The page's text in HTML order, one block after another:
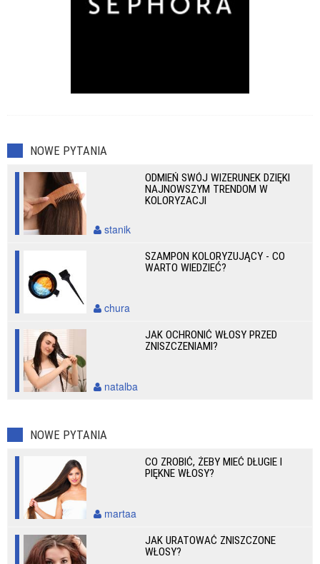
NOWE PYTANIA
ODMIEŃ SWÓJ WIZERUNEK DZIĘKI
NAJNOWSZYM TRENDOM W
KOLORYZACJI
stanik
SZAMPON KOLORYZUJĄCY - CO
WARTO WIEDZIEĆ?
chura
JAK OCHRONIĆ WŁOSY PRZED
ZNISZCZENIAMI?
natalba
NOWE PYTANIA
CO ZROBIĆ, ŻEBY MIEĆ DŁUGIE I
PIĘKNE WŁOSY?
martaa
JAK URATOWAĆ ZNISZCZONE
WŁOSY?